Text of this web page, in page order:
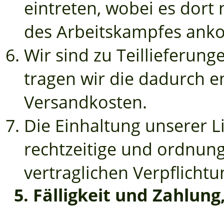
eintreten, wobei es dort
des Arbeitskampfes
Wir sind zu
tragen wir die dadurch
Versandkosten.
Die Einhaltung unserer
rechtzeitige und
vertraglichen
5. Fälligkeit und